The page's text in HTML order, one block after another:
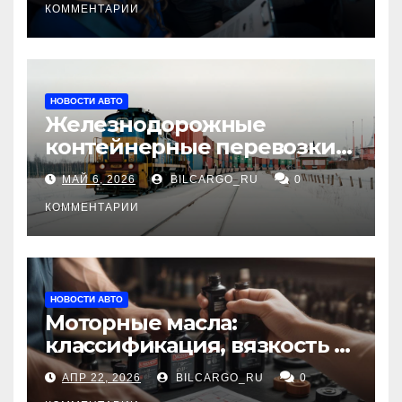
КОММЕНТАРИИ
НОВОСТИ АВТО
Железнодорожные
контейнерные перевозки
из Китая в Россию:
маршруты, сроки и
требования
МАЙ 6, 2026 BILCARGO_RU 0
КОММЕНТАРИИ
НОВОСТИ АВТО
Моторные масла:
классификация, вязкость и
рекомендации по выбору
для различных типов
АПР 22, 2026 BILCARGO_RU 0